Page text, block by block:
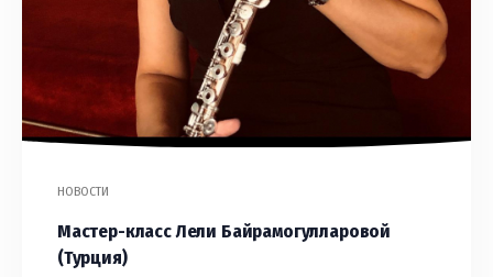
НОВОСТИ
Мастер-класс Лели Байрамогулларовой
(Турция)